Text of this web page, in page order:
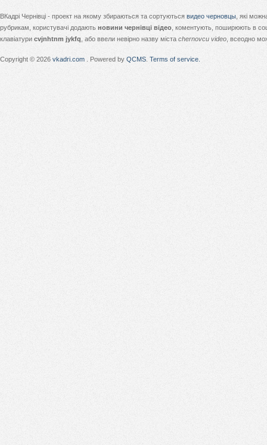
ВКадрі Чернівці - проект на якому збираються та сортуються видео черновцы , які
рубрикам, користувачі додають новини чернівці відео , коментують, поширюють в
клавіатури cvjnhtnm jykfq , або ввели невірно назву міста chernovcu video , всеодно
Copyright © 2026 vkadri.com . Powered by QCMS Terms of service.